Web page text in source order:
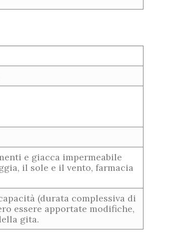
e giacca impermeabile
il sole e il vento, farmacia
(durata complessiva di
essere apportate modifiche,
gita.